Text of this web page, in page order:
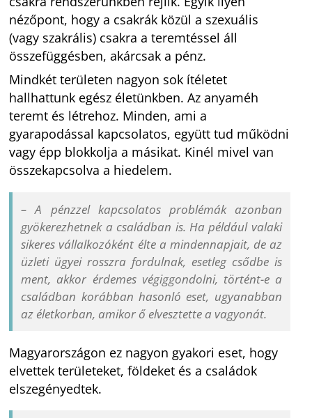
nézőpont, hogy a csakrák közül a szexuális
(vagy szakrális) csakra a teremtéssel áll
összefüggésben, akárcsak a pénz.
Mindkét területen nagyon sok ítéletet
hallhattunk egész életünkben. Az anyaméh
teremt és létrehoz. Minden, ami a
gyarapodással kapcsolatos, együtt tud működni
vagy épp blokkolja a másikat. Kinél mivel van
összekapcsolva a hiedelem.
– A pénzzel kapcsolatos problémák azonban
gyökerezhetnek a családban is. Ha például valaki
sikeres vállalkozóként élte a mindennapjait, de az
üzleti ügyei rosszra fordulnak, esetleg csődbe is
ment, akkor érdemes végiggondolni, történt-e a
családban korábban hasonló eset, ugyanabban
az életkorban, amikor ő elvesztette a vagyonát.
Magyarországon ez nagyon gyakori eset, hogy
elvettek területeket, földeket és a családok
elszegényedtek.